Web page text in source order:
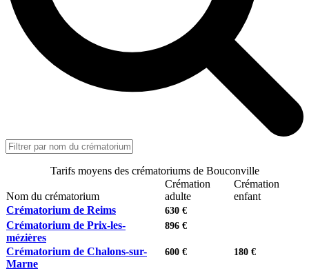
Tarifs moyens des crématoriums de Bouconville
Nom du crématorium
Crémation
adulte
Crémation
enfant
Crématorium de Reims
630 €
Crématorium de Prix-les-
mézières
896 €
Crématorium de Chalons-sur-
Marne
600 € 180 €